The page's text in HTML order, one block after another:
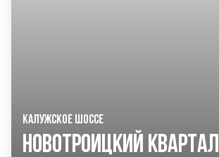
КАЛУЖСКОЕ ШОССЕ
Новотроицкий Квартал